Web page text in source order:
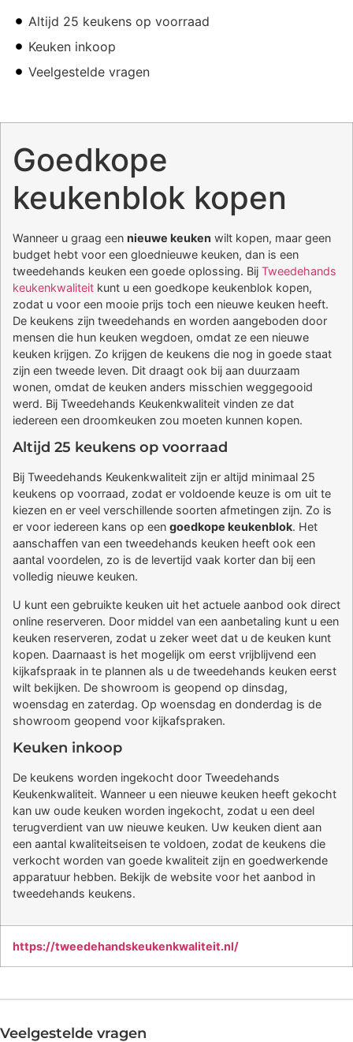
Altijd 25 keukens op voorraad
Keuken inkoop
Veelgestelde vragen
Goedkope
keukenblok kopen
Wanneer u graag een nieuwe keuken wilt kopen, maar geen
budget hebt voor een gloednieuwe keuken, dan is een
tweedehands keuken een goede oplossing. Bij Tweedehands
keukenkwaliteit kunt u een goedkope keukenblok kopen,
zodat u voor een mooie prijs toch een nieuwe keuken heeft.
De keukens zijn tweedehands en worden aangeboden door
mensen die hun keuken wegdoen, omdat ze een nieuwe
keuken krijgen. Zo krijgen de keukens die nog in goede staat
zijn een tweede leven. Dit draagt ook bij aan duurzaam
wonen, omdat de keuken anders misschien weggegooid
werd. Bij Tweedehands Keukenkwaliteit vinden ze dat
iedereen een droomkeuken zou moeten kunnen kopen.
Altijd 25 keukens op voorraad
Bij Tweedehands Keukenkwaliteit zijn er altijd minimaal 25
keukens op voorraad, zodat er voldoende keuze is om uit te
kiezen en er veel verschillende soorten afmetingen zijn. Zo is
er voor iedereen kans op een goedkope keukenblok. Het
aanschaffen van een tweedehands keuken heeft ook een
aantal voordelen, zo is de levertijd vaak korter dan bij een
volledig nieuwe keuken.
U kunt een gebruikte keuken uit het actuele aanbod ook direct
online reserveren. Door middel van een aanbetaling kunt u een
keuken reserveren, zodat u zeker weet dat u de keuken kunt
kopen. Daarnaast is het mogelijk om eerst vrijblijvend een
kijkafspraak in te plannen als u de tweedehands keuken eerst
wilt bekijken. De showroom is geopend op dinsdag,
woensdag en zaterdag. Op woensdag en donderdag is de
showroom geopend voor kijkafspraken.
Keuken inkoop
De keukens worden ingekocht door Tweedehands
Keukenkwaliteit. Wanneer u een nieuwe keuken heeft gekocht
kan uw oude keuken worden ingekocht, zodat u een deel
terugverdient van uw nieuwe keuken. Uw keuken dient aan
een aantal kwaliteitseisen te voldoen, zodat de keukens die
verkocht worden van goede kwaliteit zijn en goedwerkende
apparatuur hebben. Bekijk de website voor het aanbod in
tweedehands keukens.
https://tweedehandskeukenkwaliteit.nl/
Veelgestelde vragen